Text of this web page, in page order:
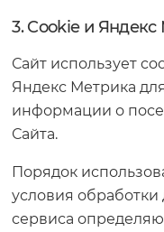
3. Cookie и
Сайт использует
Яндекс Метрика
информации о
Сайта.
Порядок
условия
сервиса